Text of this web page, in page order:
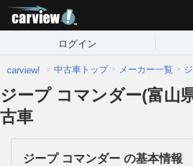
ログイン
carview! 中古車トップ メーカー一覧
ジープ コマンダー(富山
古車
ジープ コマンダー の基本情報